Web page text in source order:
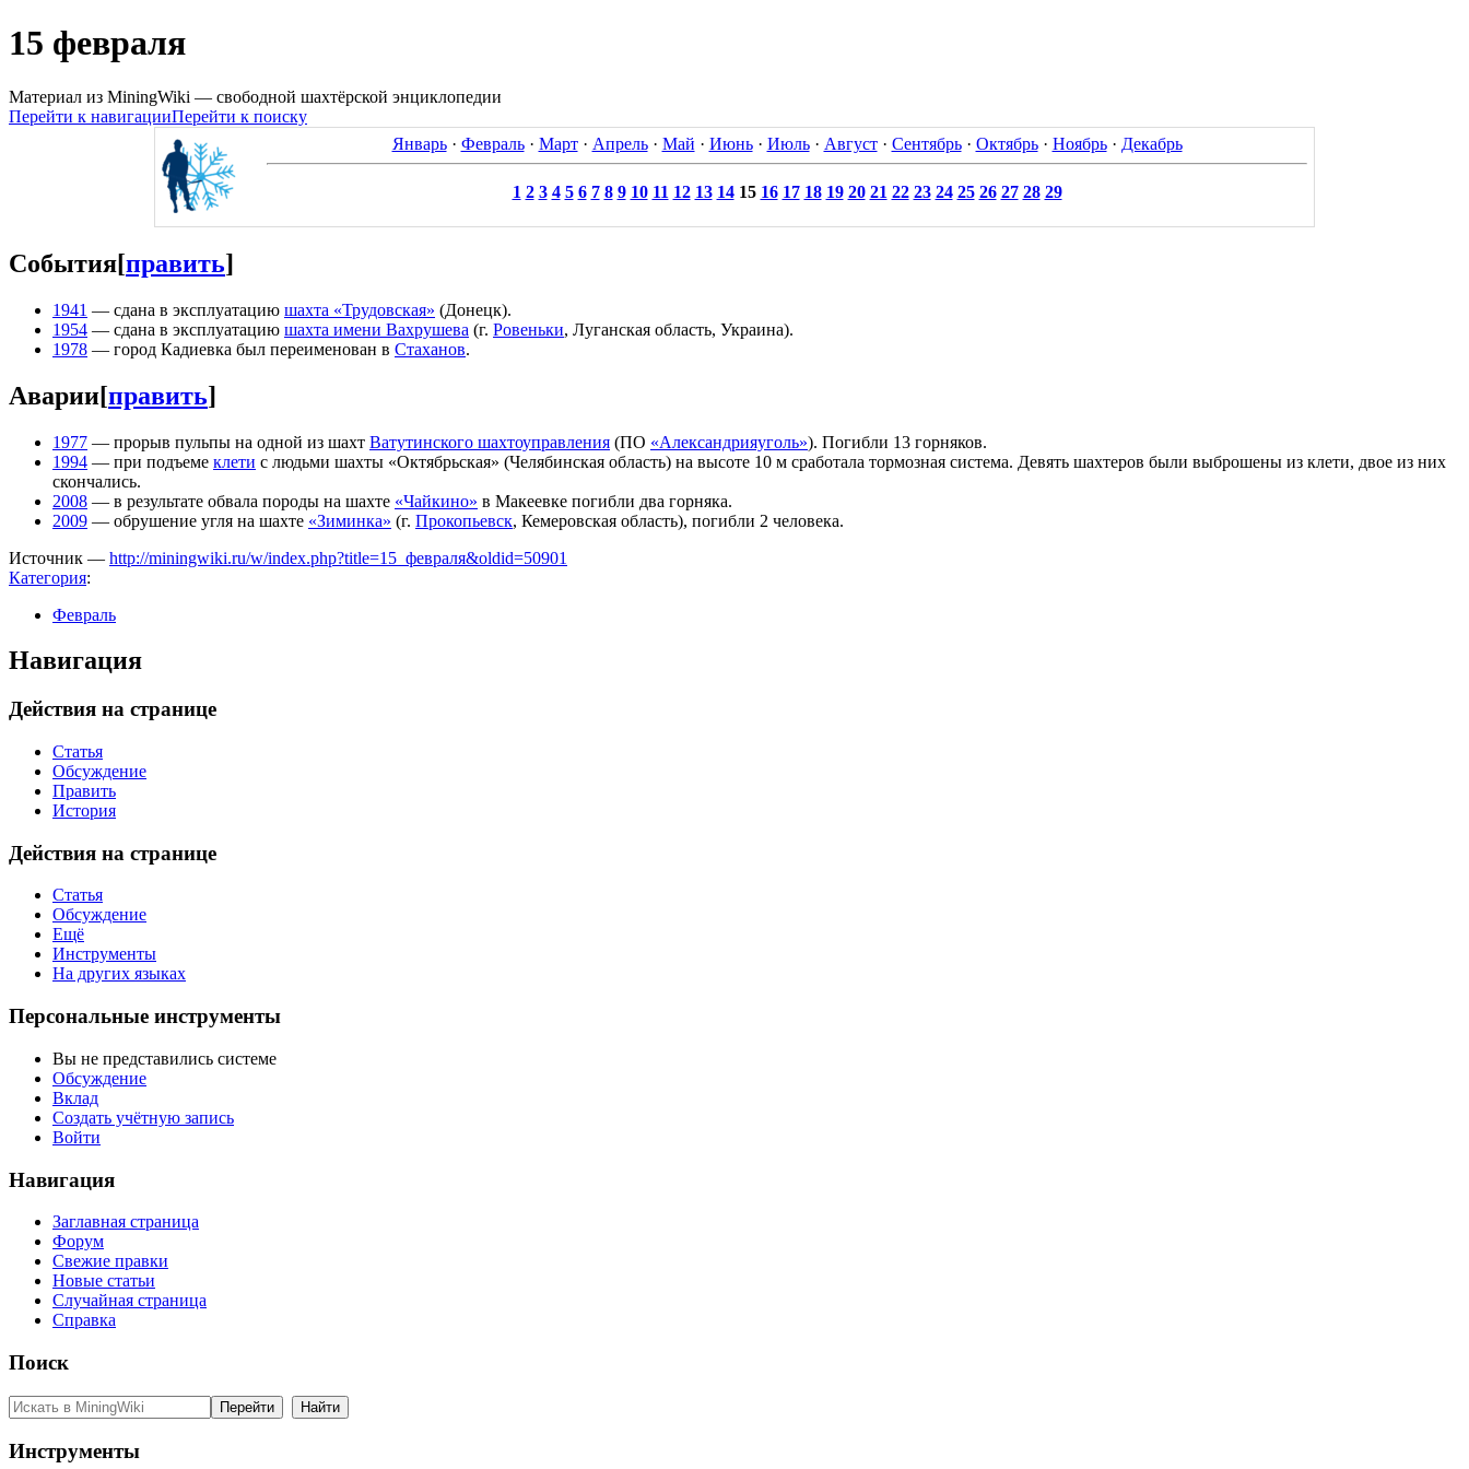
15 февраля
Материал из MiningWiki — свободной шахтёрской энциклопедии
Перейти к навигацииПерейти к поиску
Январь· Февраль· Март· Апрель· Май · Июнь· Июль· Август· Сентябрь· Октябрь· Ноябрь· Декабрь
1 2 3 4 5 6 7 8 9 10 11 12 13 14 15 16 17 18 19 20 21 22 23 24 25 26 27 28 29
События[править]
1941 — сдана в эксплуатацию шахта «Трудовская» (Донецк).
1954 — сдана в эксплуатацию шахта имени Вахрушева (г. Ровеньки, Луганская область, Украина).
1978 — город Кадиевка был переименован в Стаханов.
Аварии[править]
1977 — прорыв пульпы на одной из шахт Ватутинского шахтоуправления (ПО «Александрияуголь»). Погибли 13 горняков.
1994 — при подъеме клети с людьми шахты «Октябрьская» (Челябинская область) на высоте 10 м сработала тормозная система. Девять шахтеров были выброшены из клети, двое из них
скончались.
2008 — в результате обвала породы на шахте «Чайкино» в Макеевке погибли два горняка.
2009 — обрушение угля на шахте «Зиминка» (г. Прокопьевск, Кемеровская область), погибли 2 человека.
Источник — http://miningwiki.ru/w/index.php?title=15_февраля&oldid=50901
Категория:
Февраль
Навигация
Действия на странице
Статья
Обсуждение
Править
История
Действия на странице
Статья
Обсуждение
Ещё
Инструменты
На других языках
Персональные инструменты
Вы не представились системе
Обсуждение
Вклад
Создать учётную запись
Войти
Навигация
Заглавная страница
Форум
Свежие правки
Новые статьи
Случайная страница
Справка
Поиск
Инструменты